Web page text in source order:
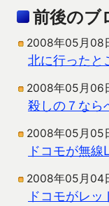
前後のブ
2008年05月08
北に行ったと
2008年05月06
殺しの７なら
2008年05月05
ドコモが無
2008年05月04
ドコモがレッ